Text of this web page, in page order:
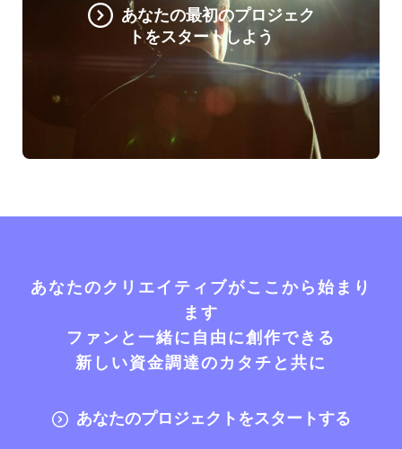
あなたの最初のプロジェク
トをスタートしよう
あなたのクリエイティブがここから始まり
ます
ファンと一緒に自由に創作できる
新しい資金調達のカタチと共に
あなたのプロジェクトをスタートする